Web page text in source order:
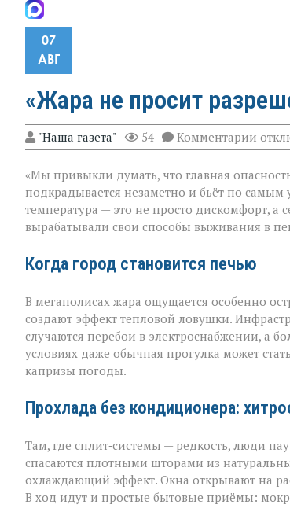
07
АВГ
«Жара не просит
"Наша газета" 54 Комментарии к
не
«Мы привыкли думать, что главная
подкрадывается незаметно и бьёт по
температура — это не просто дискомфорт, а
вырабатывали свои способы выживания в
Когда город становится печью
В мегаполисах жара ощущается особенно
создают эффект тепловой ловушки.
случаются перебои в электроснабжении, а
условиях даже обычная прогулка может
капризы погоды.
Прохлада без кондиционера:
Там, где сплит‑системы — редкость, люди
спасаются плотными шторами из
охлаждающий эффект. Окна открывают на
В ход идут и простые бытовые приёмы: